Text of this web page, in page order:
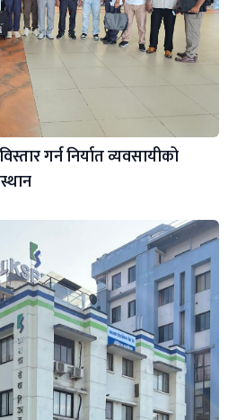
गर्न निर्यात व्यवसायीको